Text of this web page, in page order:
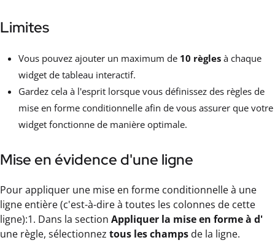
Limites
Vous pouvez ajouter un maximum de 10 règles à chaque
widget de tableau interactif.
Gardez cela à l'esprit lorsque vous définissez des règles de
mise en forme conditionnelle afin de vous assurer que votre
widget fonctionne de manière optimale.
Mise en évidence d'une ligne
Pour appliquer une mise en forme conditionnelle à une
ligne entière (c'est-à-dire à toutes les colonnes de cette
ligne):1. Dans la section Appliquer la mise en forme à d'
une règle, sélectionnez tous les champs de la ligne.